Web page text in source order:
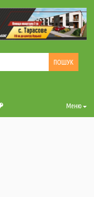
Меню